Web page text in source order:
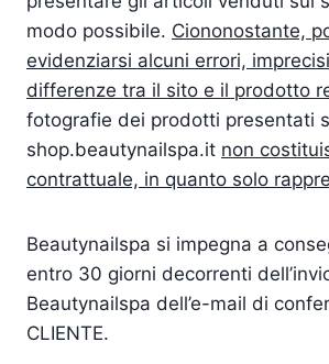
modo possibile. Ciononostante,
evidenziarsi alcuni errori,
differenze tra il sito e il prodotto
fotografie dei prodotti presentati
shop.beautynailspa.it non
contrattuale, in quanto solo
Beautynailspa si impegna a
entro 30 giorni decorrenti
Beautynailspa dell’e-mail di
CLIENTE.